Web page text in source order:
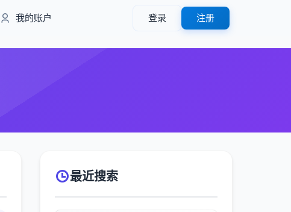
我的账户 登录 注册
最近搜索